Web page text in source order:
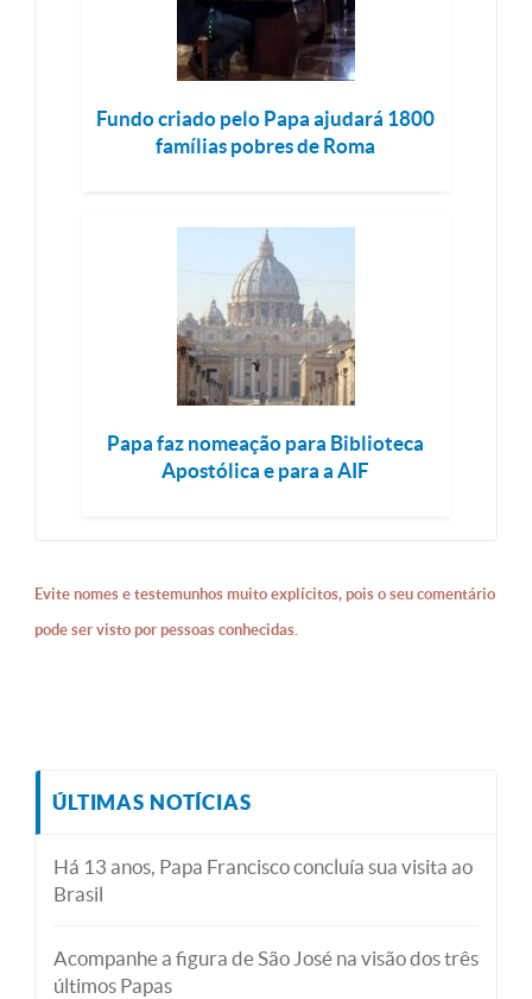
Fundo criado pelo Papa ajudará 1800
famílias pobres de Roma
Papa faz nomeação para Biblioteca
Apostólica e para a AIF
Evite nomes e testemunhos muito explícitos, pois o seu comentário
pode ser visto por pessoas conhecidas.
ÚLTIMAS NOTÍCIAS
Há 13 anos, Papa Francisco concluía sua visita ao
Brasil
Acompanhe a figura de São José na visão dos três
últimos Papas